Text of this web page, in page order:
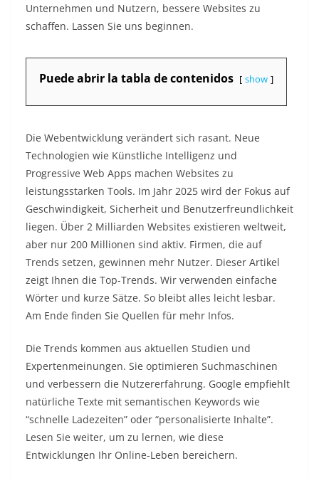
Unternehmen und Nutzern, bessere Websites zu
schaffen. Lassen Sie uns beginnen.
Puede abrir la tabla de contenidos show
Die Webentwicklung verändert sich rasant. Neue
Technologien wie Künstliche Intelligenz und
Progressive Web Apps machen Websites zu
leistungsstarken Tools. Im Jahr 2025 wird der Fokus auf
Geschwindigkeit, Sicherheit und Benutzerfreundlichkeit
liegen. Über 2 Milliarden Websites existieren weltweit,
aber nur 200 Millionen sind aktiv. Firmen, die auf
Trends setzen, gewinnen mehr Nutzer. Dieser Artikel
zeigt Ihnen die Top-Trends. Wir verwenden einfache
Wörter und kurze Sätze. So bleibt alles leicht lesbar.
Am Ende finden Sie Quellen für mehr Infos.​
Die Trends kommen aus aktuellen Studien und
Expertenmeinungen. Sie optimieren Suchmaschinen
und verbessern die Nutzererfahrung. Google empfiehlt
natürliche Texte mit semantischen Keywords wie
“schnelle Ladezeiten” oder “personalisierte Inhalte”.
Lesen Sie weiter, um zu lernen, wie diese
Entwicklungen Ihr Online-Leben bereichern.​